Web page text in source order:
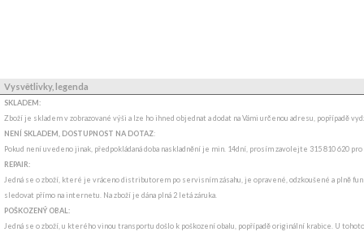
Vysvětlivky, legenda
SKLADEM:
Zboží je skladem v zobrazované výši a lze ho ihned objednat a dodat na Vámi určenou adresu, popřípadě
NENÍ SKLADEM, DOSTUPNOST NA DOTAZ:
Pokud není uvedeno jinak, předpokládaná doba naskladnění je min. 14dní, prosím zavolejte 315 810 620
REPAIR:
Jedná se o zboží, které je vráceno distributorem po servisním zásahu, je opravené, odzkoušené a plně
sledovat přímo na internetu. Na zboží je dána plná 2 letá záruka.
POŠKOZENÝ OBAL:
Jedná se o zboží, u kterého vinou transportu došlo k poškození obalu, popřípadě originální krabice. U